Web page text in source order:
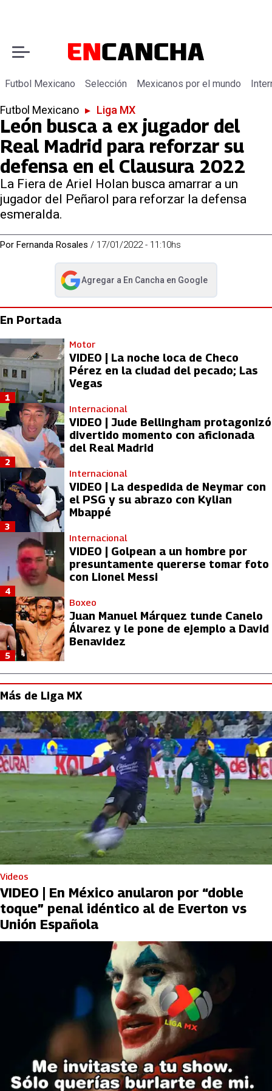
Futbol Mexicano Selección Mexicanos por el mundo
Futbol Mexicano ▸ Liga MX
León busca a ex jugador del
Real Madrid para reforzar su
defensa en el Clausura 2022
La Fiera de Ariel Holan busca amarrar a un
jugador del Peñarol para reforzar la defensa
esmeralda.
Por Fernanda Rosales / 17/01/2022 - 11:10hs
Agregar a En Cancha en Google
abre en nueva pestaña
En Portada
Motor
VIDEO | La noche loca de Checo
Pérez en la ciudad del pecado; Las
Vegas
1
Internacional
VIDEO | Jude Bellingham protagonizó
divertido momento con aficionada
del Real Madrid
2
Internacional
VIDEO | La despedida de Neymar con
el PSG y su abrazo con Kylian
Mbappé
3
Internacional
VIDEO | Golpean a un hombre por
presuntamente quererse tomar foto
con Lionel Messi
4
Boxeo
Juan Manuel Márquez tunde Canelo
Álvarez y le pone de ejemplo a David
Benavidez
5
Más de Liga MX
Videos
VIDEO | En México anularon por “doble
toque” penal idéntico al de Everton vs
Unión Española